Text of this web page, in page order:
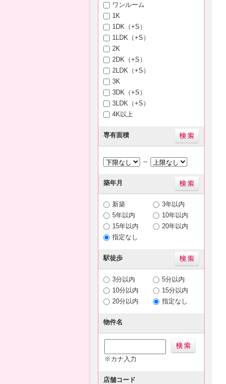
ワンルーム
1K
1DK（+S）
1LDK（+S）
2K
2DK（+S）
2LDK（+S）
3K
3DK（+S）
3LDK（+S）
4K以上
専有面積
～
築年月
新築
3年以内
5年以内
10年以内
15年以内
20年以内
指定なし
駅徒歩
3分以内
5分以内
10分以内
15分以内
20分以内
指定なし
物件名
※カナ入力
店舗コード